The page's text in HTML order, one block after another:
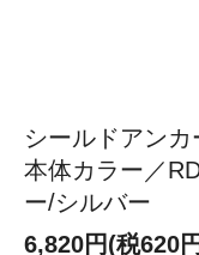
シールドアンカ
本体カラー／
ー/シルバー
6,820円(税620